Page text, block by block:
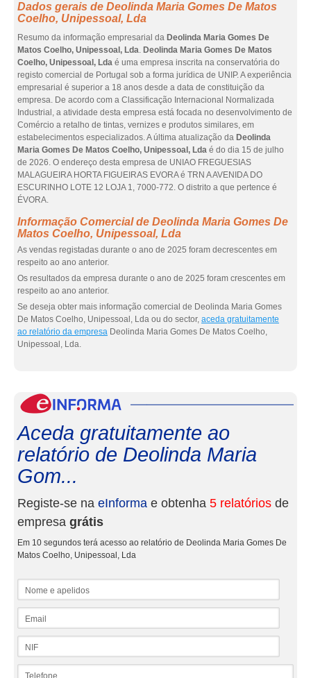
Dados gerais de Deolinda Maria Gomes De Matos
Coelho, Unipessoal, Lda
Resumo da informação empresarial da Deolinda Maria Gomes De
Matos Coelho, Unipessoal, Lda. Deolinda Maria Gomes De Matos
Coelho, Unipessoal, Lda é uma empresa inscrita na conservatória do
registo comercial de Portugal sob a forma jurídica de UNIP. A experiência
empresarial é superior a 18 anos desde a data de constituição da
empresa. De acordo com a Classificação Internacional Normalizada
Industrial, a atividade desta empresa está focada no desenvolvimento de
Comércio a retalho de tintas, vernizes e produtos similares, em
estabelecimentos especializados. A última atualização da Deolinda
Maria Gomes De Matos Coelho, Unipessoal, Lda é do dia 15 de julho
de 2026. O endereço desta empresa de UNIAO FREGUESIAS
MALAGUEIRA HORTA FIGUEIRAS EVORA é TRN A AVENIDA DO
ESCURINHO LOTE 12 LOJA 1, 7000-772. O distrito a que pertence é
ÉVORA.
Informação Comercial de Deolinda Maria Gomes De
Matos Coelho, Unipessoal, Lda
As vendas registadas durante o ano de 2025 foram decrescentes em
respeito ao ano anterior.
Os resultados da empresa durante o ano de 2025 foram crescentes em
respeito ao ano anterior.
Se deseja obter mais informação comercial de Deolinda Maria Gomes
De Matos Coelho, Unipessoal, Lda ou do sector, aceda gratuitamente
ao relatório da empresa Deolinda Maria Gomes De Matos Coelho,
Unipessoal, Lda.
Aceda gratuitamente ao
relatório de Deolinda Maria
Gom...
Registe-se na eInforma e obtenha 5 relatórios de
empresa grátis
Em 10 segundos terá acesso ao relatório de Deolinda Maria Gomes De
Matos Coelho, Unipessoal, Lda